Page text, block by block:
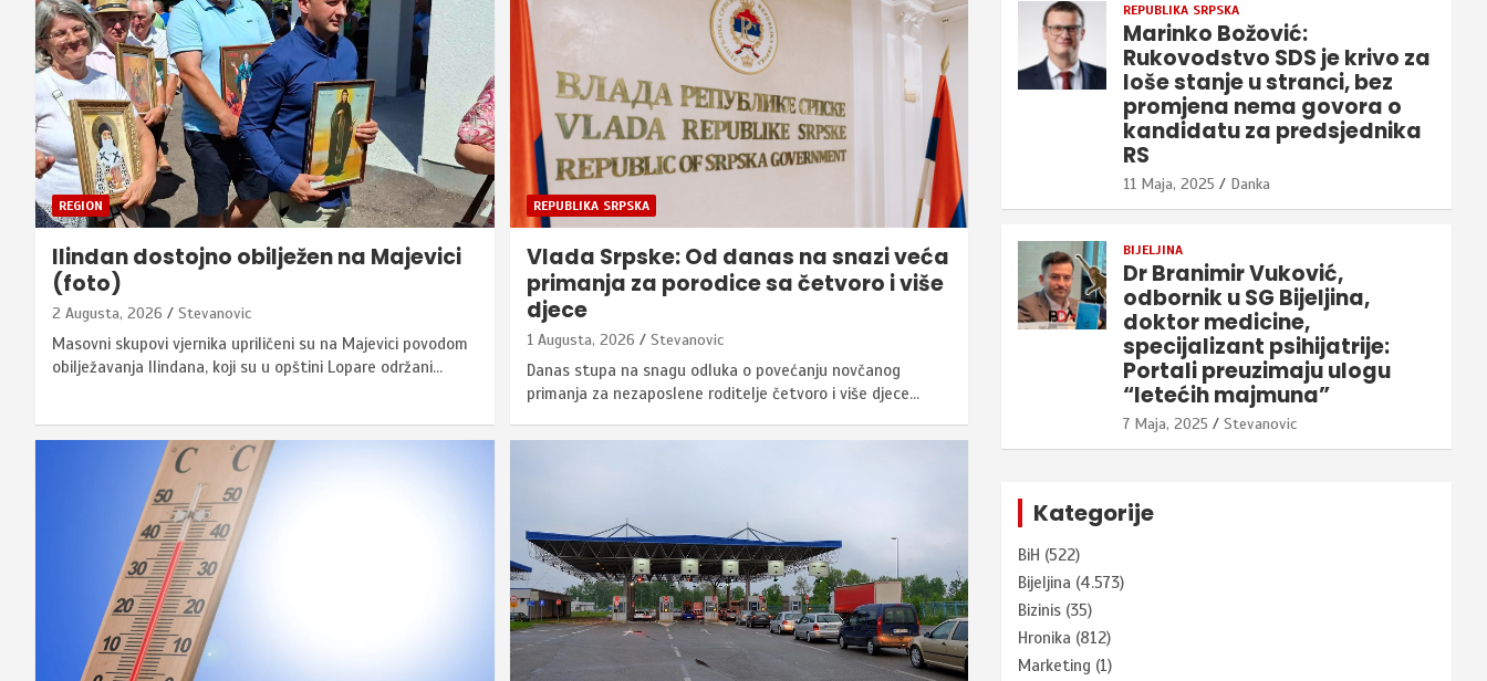
REGION
Ilindan dostojno obilježen na Majevici
(foto)
2 Augusta, 2026 Stevanovic
Masovni skupovi vjernika upriličeni su na Majevici povodom
obilježavanja Ilindana, koji su u opštini Lopare održani…
REPUBLIKA SRPSKA
Vlada Srpske: Od danas na snazi veća
primanja za porodice sa četvoro i više
djece
1 Augusta, 2026 Stevanovic
Danas stupa na snagu odluka o povećanju novčanog
primanja za nezaposlene roditelje četvoro i više djece…
REPUBLIKA SRPSKA
Marinko Božović:
Rukovodstvo SDS je krivo za
loše stanje u stranci, bez
promjena nema govora o
kandidatu za predsjednika
RS
11 Maja, 2025 Danka
BIJELJINA
Dr Branimir Vuković,
odbornik u SG Bijeljina,
doktor medicine,
specijalizant psihijatrije:
Portali preuzimaju ulogu
“letećih majmuna”
7 Maja, 2025 Stevanovic
Kategorije
BiH (522)
Bijeljina (4.573)
Bizinis (35)
Hronika (812)
Marketing (1)